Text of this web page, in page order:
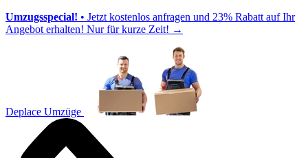
Umzugsspecial! • Jetzt kostenlos anfragen und 23% Rabatt auf Ihr
Angebot erhalten! Nur für kurze Zeit! →
Deplace Umzüge